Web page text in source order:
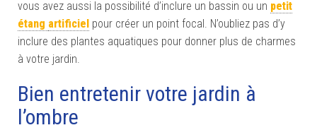
vous avez aussi la possibilité d’inclure un bassin ou un petit
étang artificiel pour créer un point focal. N’oubliez pas d’y
inclure des plantes aquatiques pour donner plus de charmes
à votre jardin.
Bien entretenir votre jardin à
l’ombre